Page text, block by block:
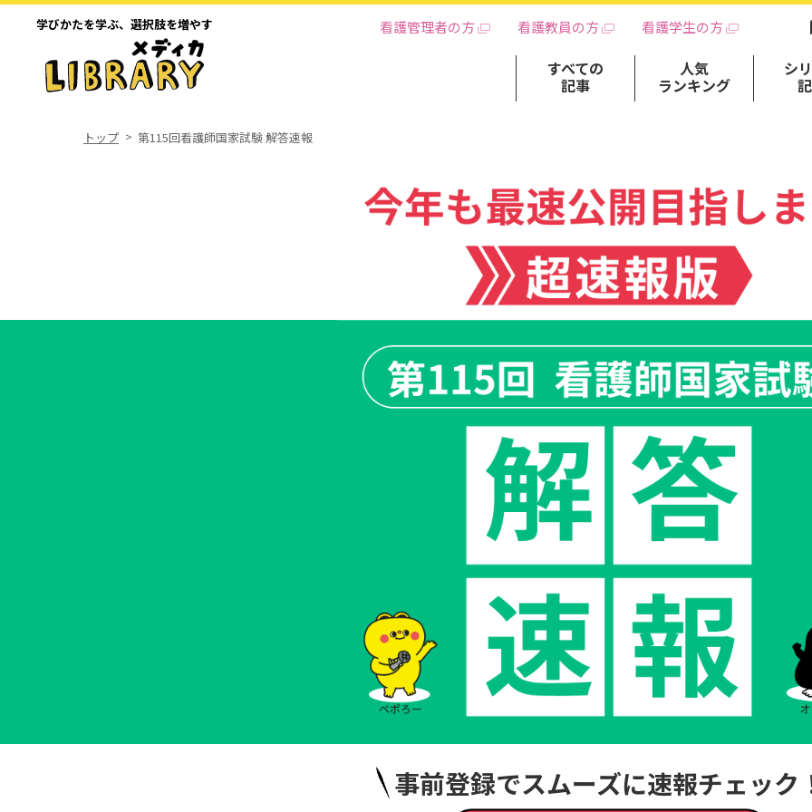
学びかたを学ぶ、 選択肢を増やす 看護管理者の方 看護教員の方 看護学生の方
すべての
記事
人気
ランキング
シ
トップ 第115回看護師国家試験 解答速報
事前登録でスムーズに速報チェック